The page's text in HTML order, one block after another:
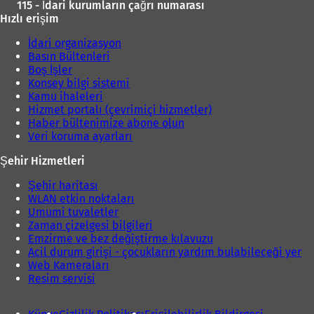
115 - İdari kurumların çağrı numarası
Hızlı erişim
İdari organizasyon
Basın Bültenleri
Boş İşler
Konsey bilgi sistemi
Kamu ihaleleri
Hizmet portalı (çevrimiçi hizmetler)
Haber bültenimize abone olun
Veri koruma ayarları
Şehir Hizmetleri
Şehir haritası
WLAN etkin noktaları
Umumi tuvaletler
Zaman çizelgesi bilgileri
Emzirme ve bez değiştirme kılavuzu
Acil durum girişi - çocukların yardım bulabileceği yer
Web Kameraları
Resim servisi